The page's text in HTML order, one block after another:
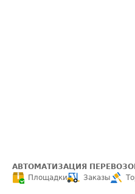
АВТОМАТИЗАЦИЯ
Площадки
Заказы